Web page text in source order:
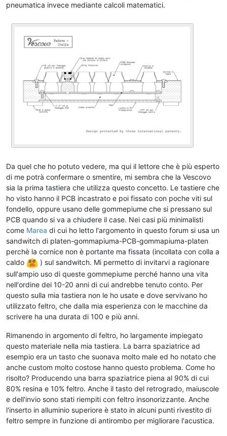
pneumatica invece mediante calcoli matematici.
Da quel che ho potuto vedere, ma qui il lettore che è più esperto
di me potrà confermare o smentire, mi sembra che la Vescovo
sia la prima tastiera che utilizza questo concetto. Le tastiere che
ho visto hanno il PCB incastrato e poi fissato con poche viti sul
fondello, oppure usano delle gommepiume che si pressano sul
PCB quando si va a chiudere il case. Nei casi più minimalisti
come Marea di cui ho letto l'argomento in questo forum si usa un
sandwitch di platen-gommapiuma-PCB-gommapiuma-platen
perchè la cornice non è portante ma fissata (incollata con colla a
caldo
) sul sandwitch. Mi permetto di invitarvi a ragionare
sull'ampio uso di queste gommepiume perché hanno una vita
nell'ordine dei 10-20 anni di cui andrebbe tenuto conto. Per
questo sulla mia tastiera non le ho usate e dove servivano ho
utilizzato feltro, che dalla mia esperienza con le macchine da
scrivere ha una durata di 100 e più anni.
Rimanendo in argomento di feltro, ho largamente impiegato
questo materiale nella mia tastiera. La barra spaziatrice ad
esempio era un tasto che suonava molto male ed ho notato che
anche custom molto costose hanno questo problema. Come ho
risolto? Producendo una barra spaziatrice piena al 90% di cui
80% resina e 10% feltro. Anche il tasto del retrogrado, maiuscole
e dell'invio sono stati riempiti con feltro insonorizzante. Anche
l'inserto in alluminio superiore è stato in alcuni punti rivestito di
feltro sempre in funzione di antirombo per migliorare l'acustica.